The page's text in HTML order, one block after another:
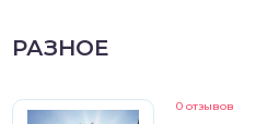
РАЗНОЕ
0 отзывов